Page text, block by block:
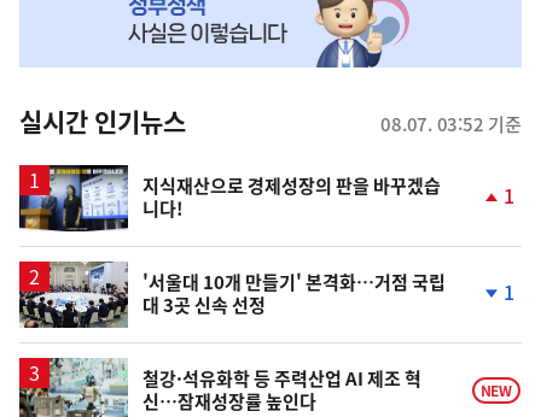
뉴
스
실시간 인기뉴스 08.07. 03:52 기준
지식재산으로 경제성장의 판을 바꾸겠습
니다!
상
1
'서울대 10개 만들기' 본격화…거점 국립
대 3곳 신속 선정
하
락
1
철강·석유화학 등 주력산업 AI 제조 혁
신…잠재성장률 높인다
NEW